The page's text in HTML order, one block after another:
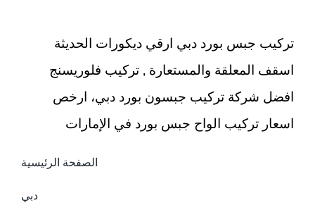
تركيب جبس بورد دبي ارقي ديكورات الحديثة
اسقف المعلقة والمستعارة , تركيب فلوريسنج
افضل شركة تركيب جبسون بورد دبي، ارخص
اسعار تركيب الواح جبس بورد في الإمارات
الصفحة الرئيسية
دبي